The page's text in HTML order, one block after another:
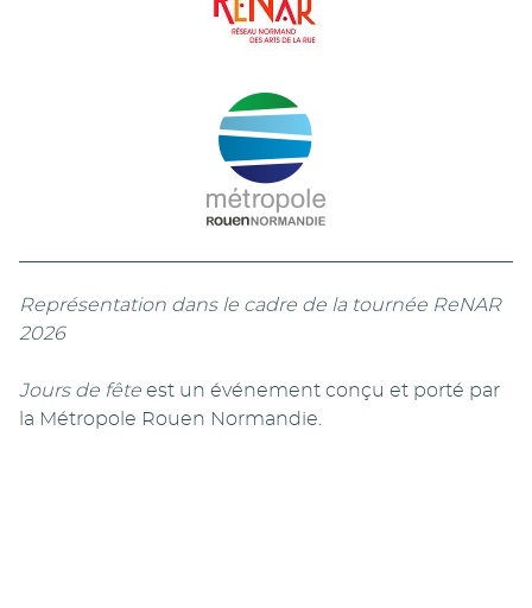
Représentation dans le cadre de la tournée ReNAR
2026
Jours de fête est un événement conçu et porté par
la Métropole Rouen Normandie.